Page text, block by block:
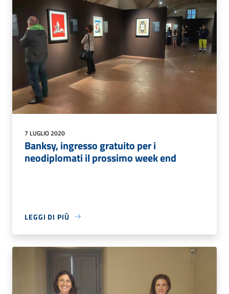
7 LUGLIO 2020
Banksy, ingresso gratuito per i
neodiplomati il prossimo week end
LEGGI DI PIÙ